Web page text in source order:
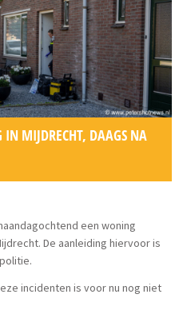
MIJDRECHT, DAAGS NA
een woning
De aanleiding hiervoor is
incidenten is voor nu nog niet